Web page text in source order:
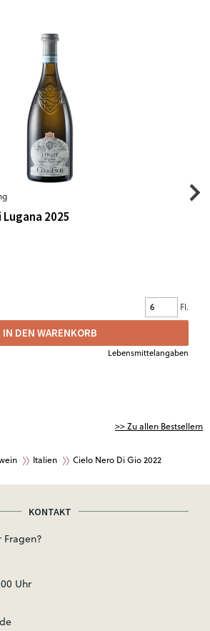
2025
Fl.
IN DEN WARENKORB
Lebensmittelangaben
>> Zu allen Bestsellern
Italien Cielo Nero Di Gio 2022
KONTAKT
Uhr